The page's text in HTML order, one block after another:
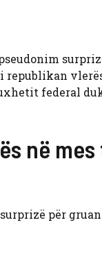
republikan
federal
në mes
për